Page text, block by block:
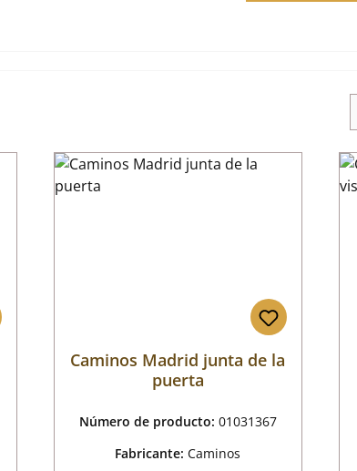
Caminos Madrid junta de la
puerta
Número de producto: 01031367
Fabricante:Caminos